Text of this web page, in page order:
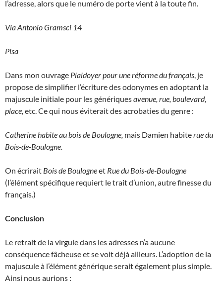
l’adresse, alors que le numéro de porte vient à la toute fin.
Via Antonio Gramsci 14
Pisa
Dans mon ouvrage Plaidoyer pour une réforme du français, je
propose de simplifier l’écriture des odonymes en adoptant la
majuscule initiale pour les génériquesavenue, rue, boulevard,
place, etc. Ce qui nous éviterait des acrobaties du genre :
Catherine habite au bois de Boulogne, mais Damien habiterue du
Bois-de-Boulogne.
On écrirait Bois de Boulogneet Rue du Bois-de-Boulogne
(l’élément spécifique requiert le trait d’union, autre finesse du
français.)
Conclusion
Le retrait de la virgule dans les adresses n’a aucune
conséquence fâcheuse et se voit déjà ailleurs. L’adoption de la
majuscule à l’élément générique serait également plus simple.
Ainsi nous aurions :